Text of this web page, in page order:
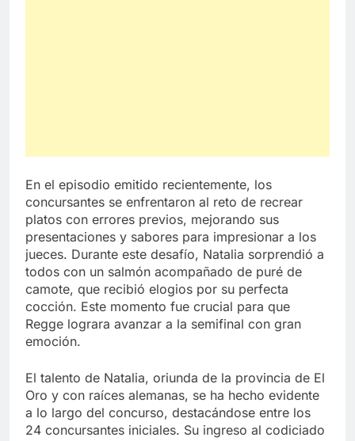
En el episodio emitido recientemente, los
concursantes se enfrentaron al reto de recrear
platos con errores previos, mejorando sus
presentaciones y sabores para impresionar a los
jueces. Durante este desafío, Natalia sorprendió a
todos con un salmón acompañado de puré de
camote, que recibió elogios por su perfecta
cocción. Este momento fue crucial para que
Regge lograra avanzar a la semifinal con gran
emoción.
El talento de Natalia, oriunda de la provincia de El
Oro y con raíces alemanas, se ha hecho evidente
a lo largo del concurso, destacándose entre los
24 concursantes iniciales. Su ingreso al codiciado